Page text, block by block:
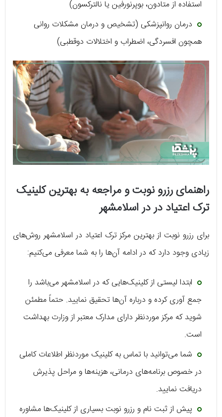
استفاده از متادون، بوپرنورفین یا نالترکسون)
درمان روانپزشکی (تشخیص و درمان مشکلات روانی
همچون افسردگی، اضطراب و اختلالات دوقطبی)
راهنمای رزرو نوبت و مراجعه به بهترین کلینیک
ترک اعتیاد در در اسلامشهر
برای رزرو نوبت از بهترین مرکز ترک اعتیاد در اسلامشهر روش‌های
زیادی وجود دارد که در ادامه آن‌ها را به شما معرفی می‌کنیم:
ابتدا لیستی از کلینیک‌هایی که در اسلامشهر می‌باشد را
جمع آوری کرده و درباره آن‌ها تحقیق نمایید. حتماً مطمئن
شوید که مرکز موردنظر دارای مدارک معتبر از وزارت بهداشت
است.
شما می‌توانید با تماس به کلینیک موردنظر اطلاعات کاملی
در خصوص برنامه‌های درمانی، هزینه‌ها و مراحل پذیرش
دریافت نمایید.
پیش از ثبت نام و رزرو نوبت بسیاری از کلینیک‌ها مشاوره